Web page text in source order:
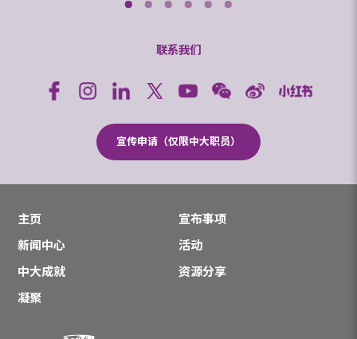
联系我们
宣传申请（仅限中大职员）
主页
宣布事项
新闻中心
活动
中大成就
资源分享
凝聚